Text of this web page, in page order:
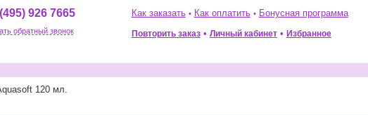
926 7665
обратный звонок
Как заказать • Как оплатить • Бонусная программа
Повторить заказ• Личный кабинет• Избранное
120 мл.